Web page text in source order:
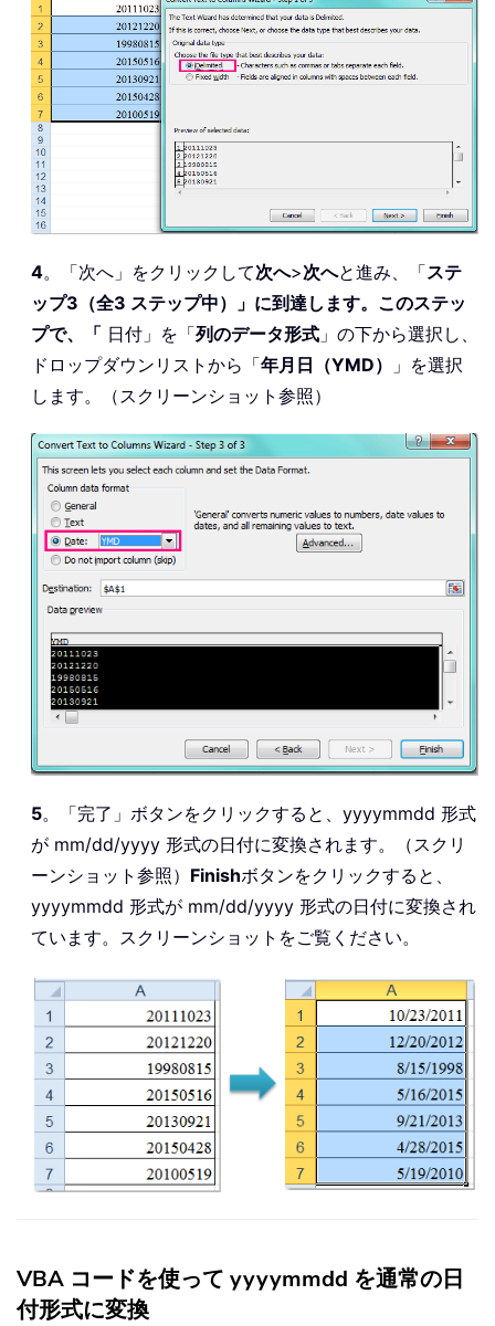
4。「次へ」をクリックして次へ>次へと進み、「ステ
ップ3（全3 ステップ中）」に到達します。このステッ
プで、「 日付」を「列のデータ形式 」の下から選択し、
ドロップダウンリストから「年月日（YMD）
」を選択
します。（スクリーンショット参照）
5。「完了」ボタンをクリックすると、yyyymmdd 形式
が mm/dd/yyyy 形式の日付に変換されます。（スクリ
ーンショット参照） Finishボタンをクリックすると、
yyyymmdd 形式が mm/dd/yyyy 形式の日付に変換され
ています。スクリーンショットをご覧ください。
VBA コードを使って yyyymmdd を通常の日
付形式に変換